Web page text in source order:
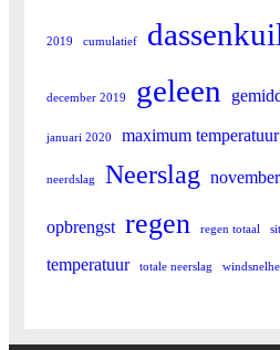
2019 cumulatief
december 2019 geleen
januari 2020 maximum temperatuur
neerdslag Neerslag
opbrengst regen regen totaal
temperatuur
totale neerslag